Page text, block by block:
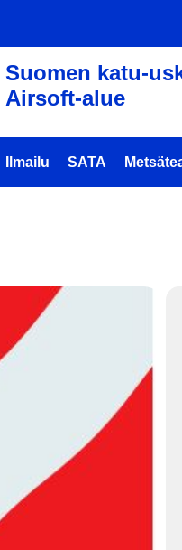
Suomen katu-
Airsoft-alue
Ilmailu SATA